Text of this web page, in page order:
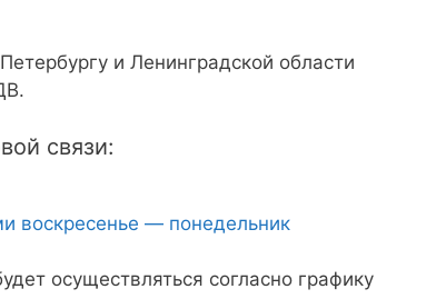
и Ленинградской области
связи:
воскресенье — понедельник
осуществляться согласно графику